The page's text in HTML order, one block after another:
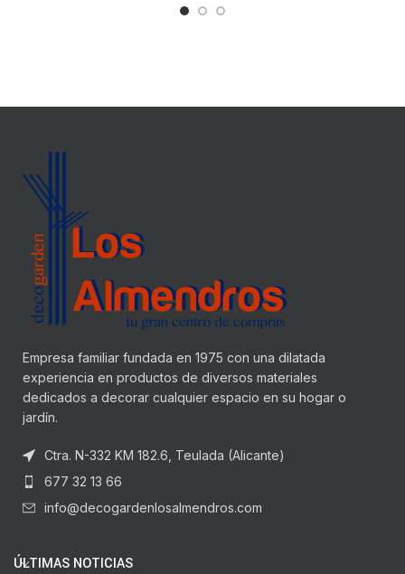
Empresa familiar fundada en 1975 con una dilatada
experiencia en productos de diversos materiales
dedicados a decorar cualquier espacio en su hogar o
jardín.
Ctra. N-332 KM 182.6, Teulada (Alicante)
677 32 13 66
info@decogardenlosalmendros.com
ÚLTIMAS NOTICIAS